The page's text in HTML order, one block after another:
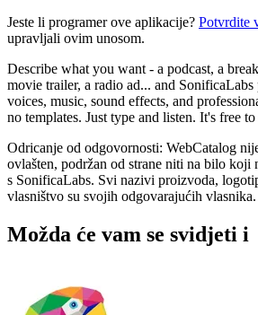
Jeste li programer ove aplikacije? Potvrdite
upravljali ovim unosom.
Describe what you want - a podcast, a
movie trailer, a radio ad... and
voices, music, sound effects, and
no templates. Just type and listen. It's free
Odricanje od odgovornosti: WebCatalog
ovlašten, podržan od strane niti na bilo koji
s SonificaLabs. Svi nazivi proizvoda,
vlasništvo su svojih odgovarajućih vlasnika.
Možda će vam se svidjeti i